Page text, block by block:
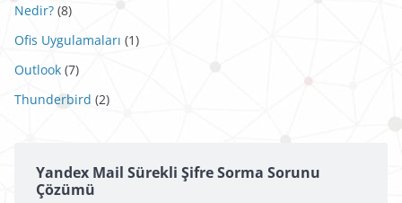
Nedir? (8)
Ofis Uygulamaları (1)
Outlook (7)
Thunderbird (2)
Yandex Mail Sürekli Şifre Sorma Sorunu
Çözümü